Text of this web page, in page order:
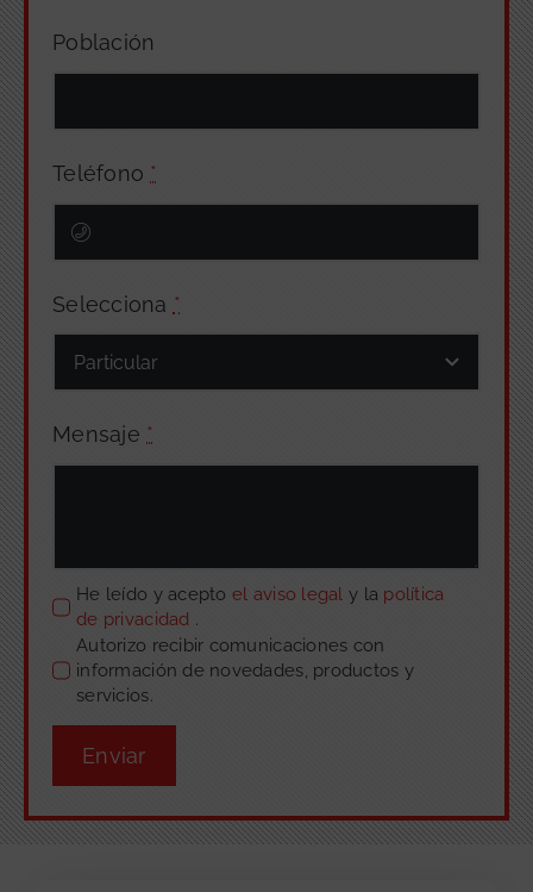
Población
Teléfono *
Selecciona *
Mensaje *
He leído y acepto el aviso legaly la política
de privacidad .
Autorizo recibir comunicaciones con
información de novedades, productos y
servicios.
Enviar